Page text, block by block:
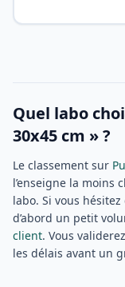
Quel labo
30x45 cm » ?
Le classement sur
l’enseigne la moins
labo. Si vous
d’abord un petit
client. Vous
les délais avant un